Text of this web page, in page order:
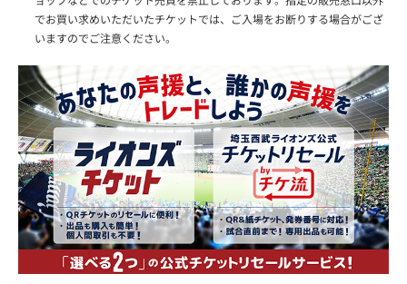
でお買い求めいただいたチケットでは、ご入場をお断りする場合がござ
いますのでご注意ください。